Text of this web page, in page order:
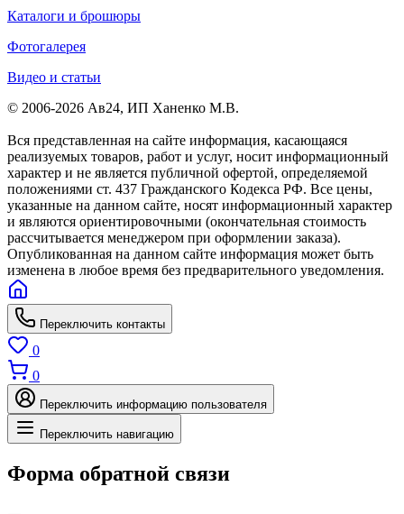
Каталоги и брошюры
Фотогалерея
Видео и статьи
© 2006-2026 Ав24, ИП Ханенко М.В.
Вся представленная на сайте информация, касающаяся
реализуемых товаров, работ и услуг, носит информационный
характер и не является публичной офертой, определяемой
положениями ст. 437 Гражданского Кодекса РФ. Все цены,
указанные на данном сайте, носят информационный характер
и являются ориентировочными (окончательная стоимость
рассчитывается менеджером при оформлении заказа).
Опубликованная на данном сайте информация может быть
изменена в любое время без предварительного уведомления.
Переключить контакты
0
0
Переключить информацию пользователя
Переключить навигацию
Форма обратной связи